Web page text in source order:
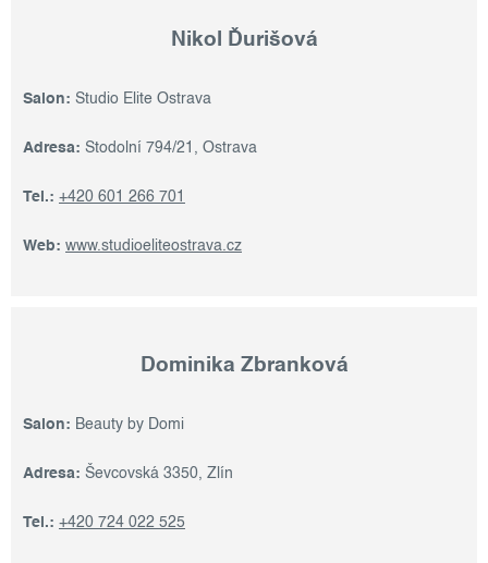
Nikol Ďurišová
Salon: Studio Elite Ostrava
Adresa: Stodolní 794/21, Ostrava
Tel.: +420 601 266 701
Web: www.studioeliteostrava.cz
Dominika Zbranková
Salon: Beauty by Domi
Adresa: Ševcovská 3350, Zlín
Tel.: +420 724 022 525